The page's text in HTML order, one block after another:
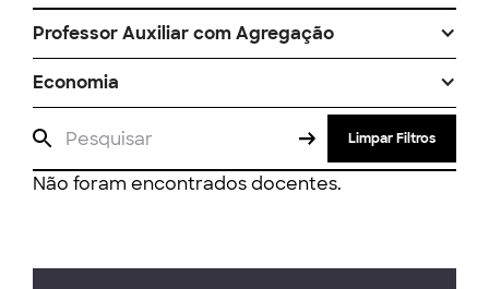
Professor Auxiliar com Agregação
Economia
Limpar Filtros
Não foram encontrados docentes.